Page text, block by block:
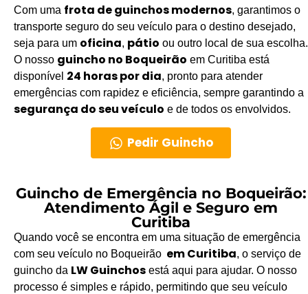
Com uma frota de guinchos modernos, garantimos o
transporte seguro do seu veículo para o destino desejado,
seja para um oficina, pátio ou outro local de sua escolha.
O nosso guincho no Boqueirão em Curitiba está
disponível 24 horas por dia, pronto para atender
emergências com rapidez e eficiência, sempre garantindo a
segurança do seu veículo e de todos os envolvidos.
Pedir Guincho
Guincho de Emergência no Boqueirão:
Atendimento Ágil e Seguro em
Curitiba
Quando você se encontra em uma situação de emergência
com seu veículo no Boqueirão em Curitiba, o serviço de
guincho da LW Guinchos está aqui para ajudar. O nosso
processo é simples e rápido, permitindo que seu veículo